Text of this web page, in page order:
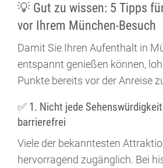
💡 Gut zu wissen: 5 Tipps
vor Ihrem München-Besuch
Damit Sie Ihren Aufenthalt in
entspannt genießen können,
Punkte bereits vor der Anreise
✅ 1. Nicht jede
barrierefrei
Viele der bekanntesten
hervorragend zugänglich. Bei